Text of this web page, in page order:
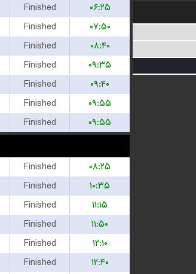
Finished
۰۶:۲۵
Finished
۰۷:۵۰
Finished
۰۸:۴۰
Finished
۰۹:۳۵
Finished
۰۹:۴۰
Finished
۰۹:۵۵
Finished
۰۹:۵۵
Finished
۰۸:۲۵
Finished
۱۰:۳۵
Finished
۱۱:۱۵
Finished
۱۱:۵۰
Finished
۱۲:۱۰
Finished
۱۲:۴۰